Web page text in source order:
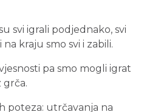
svi igrali podjednako, svi
kraju smo svi i zabili.
pa smo mogli igrat
grča.
poteza: utrčavanja na